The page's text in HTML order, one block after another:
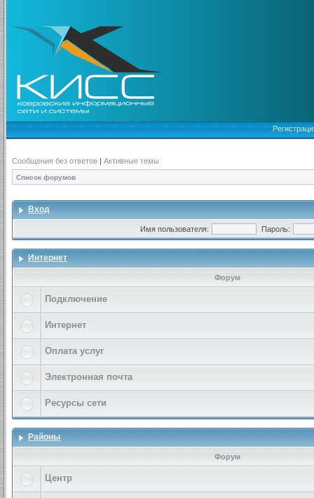
Сообщения без ответов | Активные темы
Список форумов
Вход
Имя пользователя: Пароль:
Интернет
Форум
Подключение
Интернет
Оплата услуг
Электронная почта
Ресурсы сети
Районы
Форум
Центр